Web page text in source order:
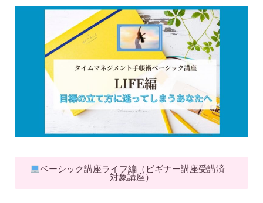
ベーシック講座ライフ編（ビギナー講座受講済
対象講座）